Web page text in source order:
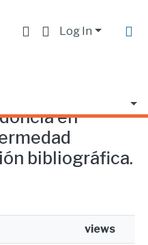
Log In
en
bibliográfica.
views